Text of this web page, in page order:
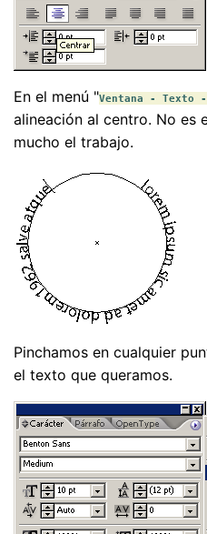
En el menú "Ventana - Texto
alineación al centro. No es
mucho el trabajo.
Pinchamos en cualquier
el texto que queramos.